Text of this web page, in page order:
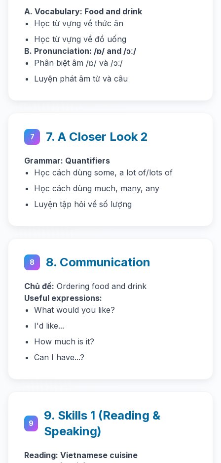
A. Vocabulary: Food and drink
Học từ vựng về thức ăn
Học từ vựng về đồ uống
B. Pronunciation: /ɒ/ and /ɔː/
Phân biệt âm /ɒ/ và /ɔː/
Luyện phát âm từ và câu
7 7. A Closer Look 2
Grammar: Quantifiers
Học cách dùng some, a lot of/lots of
Học cách dùng much, many, any
Luyện tập hỏi về số lượng
8 8. Communication
Chủ đề: Ordering food and drink
Useful expressions:
What would you like?
I'd like...
How much is it?
Can I have...?
9
9. Skills 1 (Reading &
Speaking)
Reading: Vietnamese cuisine